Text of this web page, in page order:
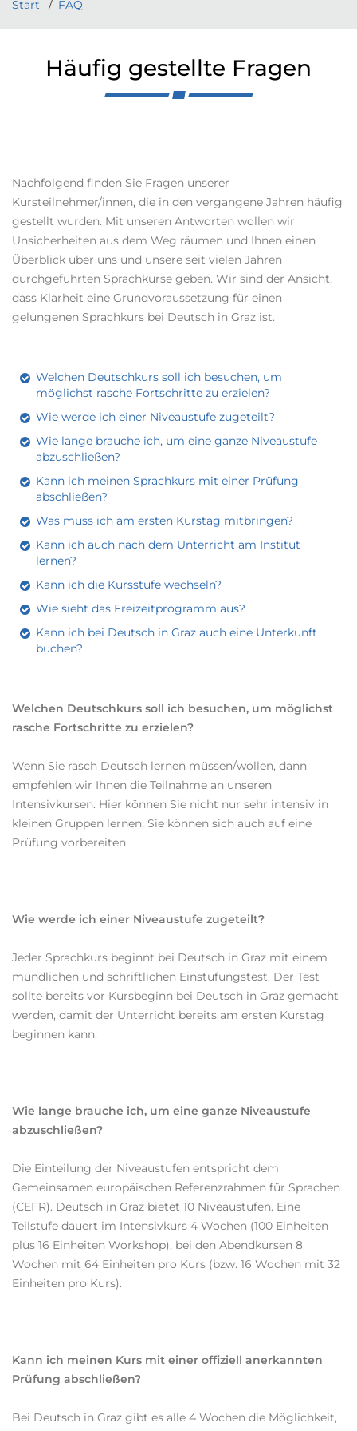
Start FAQ
Häufig gestellte Fragen
Nachfolgend finden Sie Fragen unserer
Kursteilnehmer/innen, die in den vergangene Jahren häufig
gestellt wurden. Mit unseren Antworten wollen wir
Unsicherheiten aus dem Weg räumen und Ihnen einen
Überblick über uns und unsere seit vielen Jahren
durchgeführten Sprachkurse geben. Wir sind der Ansicht,
dass Klarheit eine Grundvoraussetzung für einen
gelungenen Sprachkurs bei Deutsch in Graz ist.
Welchen Deutschkurs soll ich besuchen, um
möglichst rasche Fortschritte zu erzielen?
Wie werde ich einer Niveaustufe zugeteilt?
Wie lange brauche ich, um eine ganze Niveaustufe
abzuschließen?
Kann ich meinen Sprachkurs mit einer Prüfung
abschließen?
Was muss ich am ersten Kurstag mitbringen?
Kann ich auch nach dem Unterricht am Institut
lernen?
Kann ich die Kursstufe wechseln?
Wie sieht das Freizeitprogramm aus?
Kann ich bei Deutsch in Graz auch eine Unterkunft
buchen?
Welchen Deutschkurs soll ich besuchen, um möglichst
rasche Fortschritte zu erzielen?
Wenn Sie rasch Deutsch lernen müssen/wollen, dann
empfehlen wir Ihnen die Teilnahme an unseren
Intensivkursen. Hier können Sie nicht nur sehr intensiv in
kleinen Gruppen lernen, Sie können sich auch auf eine
Prüfung vorbereiten.
Wie werde ich einer Niveaustufe zugeteilt?
Jeder Sprachkurs beginnt bei Deutsch in Graz mit einem
mündlichen und schriftlichen Einstufungstest. Der Test
sollte bereits vor Kursbeginn bei Deutsch in Graz gemacht
werden, damit der Unterricht bereits am ersten Kurstag
beginnen kann.
Wie lange brauche ich, um eine ganze Niveaustufe
abzuschließen?
Die Einteilung der Niveaustufen entspricht dem
Gemeinsamen europäischen Referenzrahmen für Sprachen
(CEFR). Deutsch in Graz bietet 10 Niveaustufen. Eine
Teilstufe dauert im Intensivkurs 4 Wochen (100 Einheiten
plus 16 Einheiten Workshop), bei den Abendkursen 8
Wochen mit 64 Einheiten pro Kurs (bzw. 16 Wochen mit 32
Einheiten pro Kurs).
Kann ich meinen Kurs mit einer offiziell anerkannten
Prüfung abschließen?
Bei Deutsch in Graz gibt es alle 4 Wochen die Möglichkeit,